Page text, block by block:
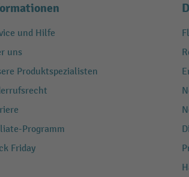
und Hilfe
uns
Produktspezialisten
Programm
Friday